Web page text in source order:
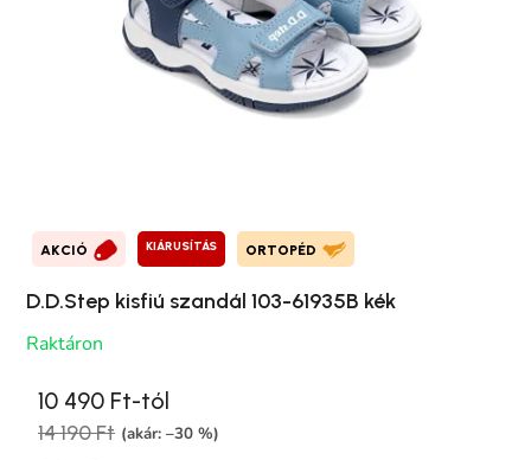
AKCIÓ KIÁRUSÍTÁS ORTOPÉD
D.D.Step kisfiú szandál 103-61935B kék
Raktáron
10 490 Ft-tól
14 190 Ft (akár: –30 %)